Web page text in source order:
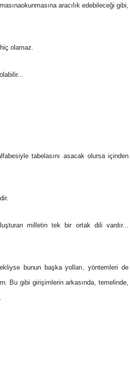
aracılık edebileceği gibi,
olamaz.
tabelasını asacak olursa içinden
milletin tek bir ortak dili vardır...
bunun başka yolları, yöntemleri de
Bu gibi girişimlerin arkasında, temelinde,